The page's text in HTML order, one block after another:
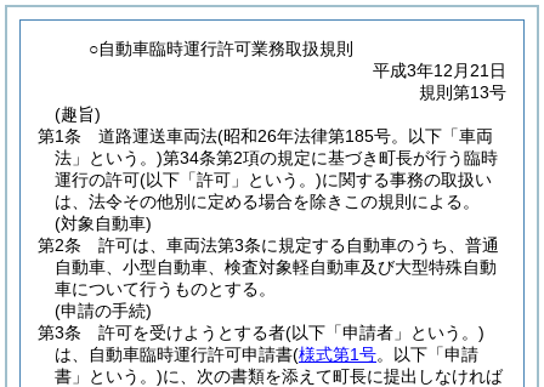
○自動車臨時運行許可業務取扱規則
平成3年12月21日
規則第13号
(趣旨)
第1条
道路運送車両法(昭和26年法律第185号。以下「車両
法」という。)第34条第2項の規定に基づき町長が行う臨時
運行の許可(以下「許可」という。)に関する事務の取扱い
は、法令その他別に定める場合を除きこの規則による。
(対象自動車)
第2条
許可は、車両法第3条に規定する自動車のうち、普通
自動車、小型自動車、検査対象軽自動車及び大型特殊自動
車について行うものとする。
(申請の手続)
第3条
許可を受けようとする者(以下「申請者」という。)
は、自動車臨時運行許可申請書(様式第1号。以下「申請
書」という。)に、次の書類を添えて町長に提出しなければ